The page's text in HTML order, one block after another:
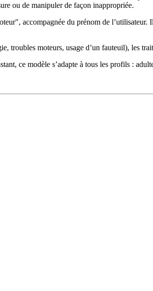
ou de manipuler de façon inappropriée.
accompagnée du prénom de l’utilisateur.
troubles moteurs, usage d’un fauteuil), les
ce modèle s’adapte à tous les profils :